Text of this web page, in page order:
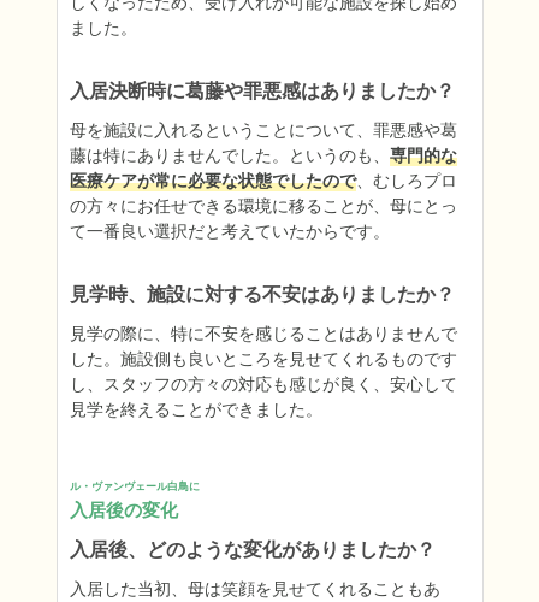
ました。
入居決断時に葛藤や罪悪感はありましたか？
母を施設に入れるということについて、罪悪感や葛
藤は特にありませんでした。というのも、 専門的な
医療ケアが常に必要な状態でしたので、むしろプロ
の方々にお任せできる環境に移ることが、母にとっ
て一番良い選択だと考えていたからです。
見学時、施設に対する不安はありましたか？
見学の際に、特に不安を感じることはありませんで
した。施設側も良いところを見せてくれるものです
し、スタッフの方々の対応も感じが良く、安心して
見学を終えることができました。
ル・ヴァンヴェール白鳥に
入居後の変化
入居後、どのような変化がありましたか？
入居した当初、母は笑顔を見せてくれることもあ